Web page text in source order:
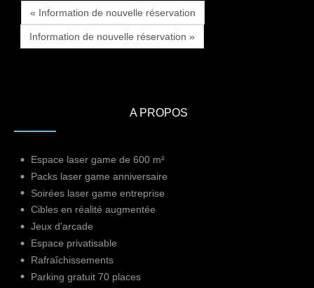
« Information de nouvelle réservation
Information de nouvelle réservation »
A PROPOS
Espace laser game de 600 m²
Packs laser game anniversaire
Soirées laser game entreprise
Cibles en réalité augmentée
Jeux d'arcade
Espace privatisable
Rafraîchissements
Parking gratuit 70 places